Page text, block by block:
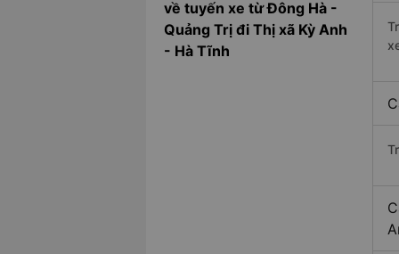
về tuyến xe từ Đông Hà -
Quảng Trị đi Thị xã Kỳ Anh
- Hà Tĩnh